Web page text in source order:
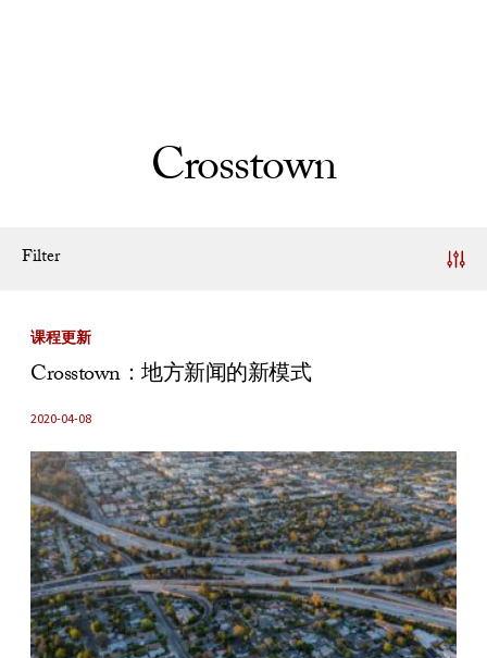
Crosstown
Filter
News Listing
课程更新
Crosstown：地方新闻的新模式
2020-04-08